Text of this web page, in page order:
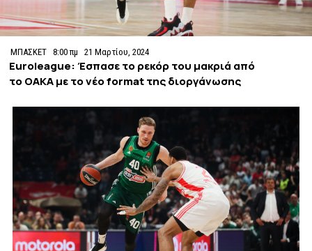
ΜΠΑΣΚΕΤ 8:00 πμ 21 Μαρτίου, 2024
Euroleague: Έσπασε το ρεκόρ του μακριά από
το ΟΑΚΑ με το νέο format της διοργάνωσης